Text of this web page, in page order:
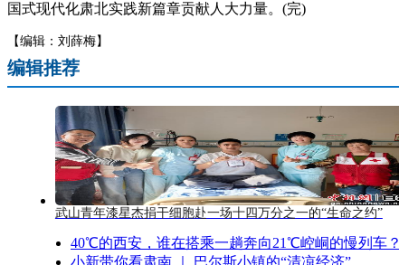
国式现代化肃北实践新篇章贡献人大力量。(完)
【编辑：刘薛梅】
编辑推荐
武山青年漆星杰捐干细胞赴一场十四万分之一的“生命之约”
40℃的西安，谁在搭乘一趟奔向21℃崆峒的慢列车？
小新带你看肃南 ｜ 巴尔斯小镇的“清凉经济”